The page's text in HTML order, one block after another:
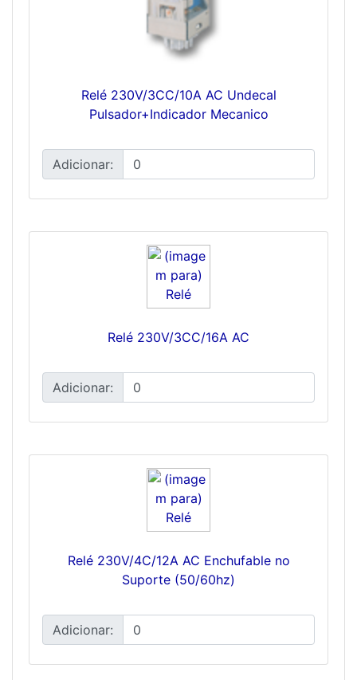
Relé 230V/3CC/10A AC Undecal
Pulsador+Indicador Mecanico
Adicionar:
Relé 230V/3CC/16A AC
Adicionar:
Relé 230V/4C/12A AC Enchufable no
Suporte (50/60hz)
Adicionar: